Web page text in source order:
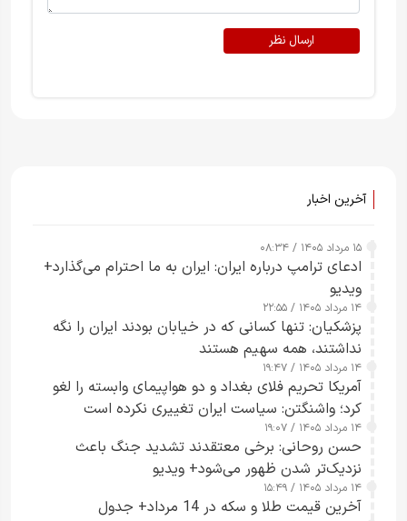
ارسال نظر
آخرین اخبار
۱۵ مرداد ۱۴۰۵ / ۰۸:۳۴
ادعای ترامپ درباره ایران: ایران به ما احترام می‌گذارد+
ویدیو
۱۴ مرداد ۱۴۰۵ / ۲۲:۵۵
پزشکیان: تنها کسانی که در خیابان بودند ایران را نگه
نداشتند، همه سهیم هستند
۱۴ مرداد ۱۴۰۵ / ۱۹:۴۷
آمریکا تحریم فلای بغداد و دو هواپیمای وابسته را لغو
کرد؛ واشنگتن: سیاست ایران تغییری نکرده است
۱۴ مرداد ۱۴۰۵ / ۱۹:۰۷
حسن روحانی: برخی معتقدند تشدید جنگ باعث
نزدیک‌تر شدن ظهور می‌شود+ ویدیو
۱۴ مرداد ۱۴۰۵ / ۱۵:۴۹
آخرین قیمت طلا و سکه در 14 مرداد+ جدول